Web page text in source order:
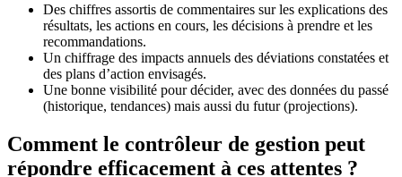
Des chiffres assortis de commentaires sur les explications des
résultats, les actions en cours, les décisions à prendre et les
recommandations.
Un chiffrage des impacts annuels des déviations constatées et
des plans d’action envisagés.
Une bonne visibilité pour décider, avec des données du passé
(historique, tendances) mais aussi du futur (projections).
Comment le contrôleur de gestion peut
répondre efficacement à ces attentes ?